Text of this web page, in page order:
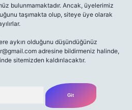
bulunmamaktadır. Ancak, üyelerimiz
taşımakta olup, siteye üye olarak
aykırı olduğunu düşündüğünüz
adresine bildirmeniz halinde,
sitemizden kaldırılacaktır.